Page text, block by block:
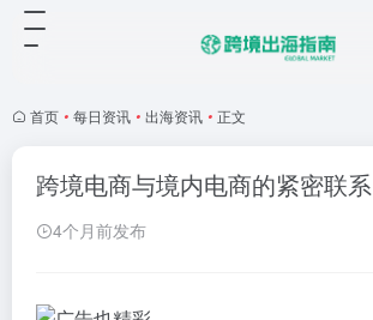
首页 • 每日资讯 • 出海资讯 • 正文
跨境电商与境内电商的紧密联系
4个月前发布